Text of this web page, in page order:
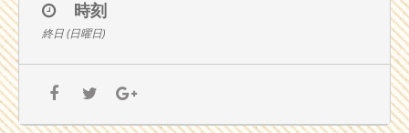
コロナ対策として
参加者の方は必ずマスクの着用をお願いいたします。
いちご狩りは30分間でパックへの摘み取りになります。
トレッキング中や休憩中など密にならないよう間隔を開けトレッ
発熱や体調が優れない方は参加をご遠慮下さい。
時刻
終日 (日曜日)